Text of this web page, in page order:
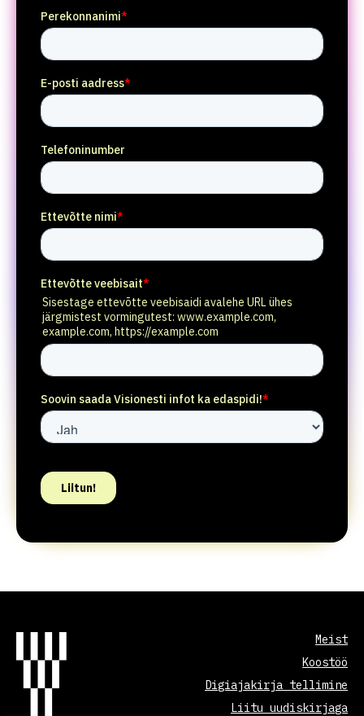
Meist
Koostöö
Digiajakirja tellimine
Liitu uudiskirjaga